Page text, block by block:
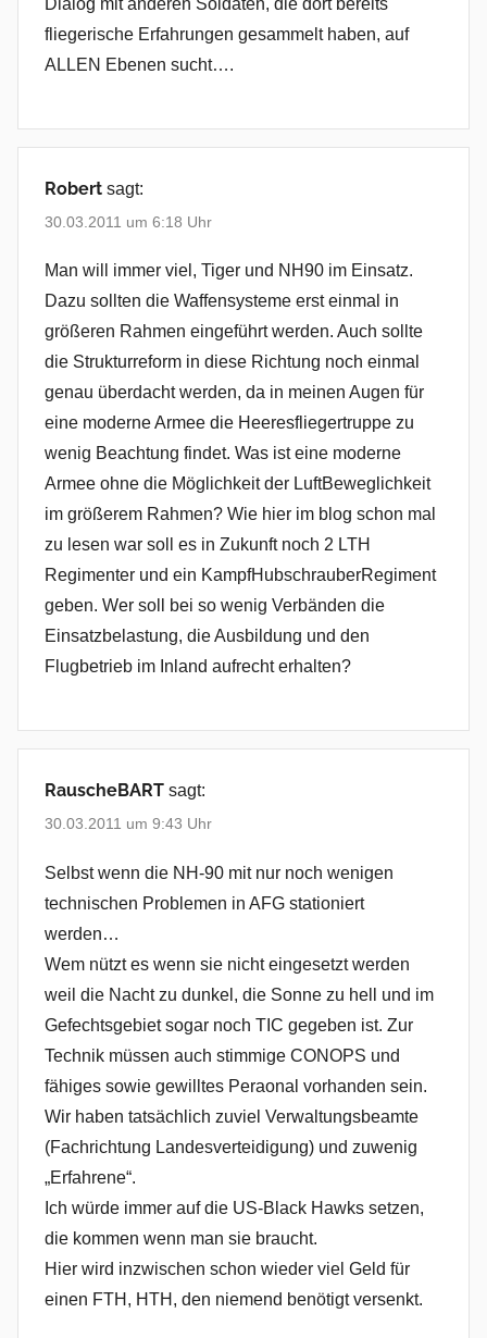
fliegerische Erfahrungen gesammelt haben, auf
ALLEN Ebenen sucht….
Robert sagt:
30.03.2011 um 6:18 Uhr
Man will immer viel, Tiger und NH90 im Einsatz.
Dazu sollten die Waffensysteme erst einmal in
größeren Rahmen eingeführt werden. Auch sollte
die Strukturreform in diese Richtung noch einmal
genau überdacht werden, da in meinen Augen für
eine moderne Armee die Heeresfliegertruppe zu
wenig Beachtung findet. Was ist eine moderne
Armee ohne die Möglichkeit der LuftBeweglichkeit
im größerem Rahmen? Wie hier im blog schon mal
zu lesen war soll es in Zukunft noch 2 LTH
Regimenter und ein KampfHubschrauberRegiment
geben. Wer soll bei so wenig Verbänden die
Einsatzbelastung, die Ausbildung und den
Flugbetrieb im Inland aufrecht erhalten?
RauscheBART sagt:
30.03.2011 um 9:43 Uhr
Selbst wenn die NH-90 mit nur noch wenigen
technischen Problemen in AFG stationiert
werden…
Wem nützt es wenn sie nicht eingesetzt werden
weil die Nacht zu dunkel, die Sonne zu hell und im
Gefechtsgebiet sogar noch TIC gegeben ist. Zur
Technik müssen auch stimmige CONOPS und
fähiges sowie gewilltes Peraonal vorhanden sein.
Wir haben tatsächlich zuviel Verwaltungsbeamte
(Fachrichtung Landesverteidigung) und zuwenig
„Erfahrene“.
Ich würde immer auf die US-Black Hawks setzen,
die kommen wenn man sie braucht.
Hier wird inzwischen schon wieder viel Geld für
einen FTH, HTH, den niemend benötigt versenkt.